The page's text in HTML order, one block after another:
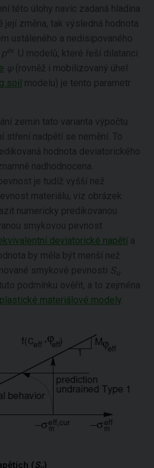
této úlohy navíc zadaná hladina
její změna, tak výsledná hodnota
ustáleného a nedisipovaného
pex
. U modelů, které řeší dilatanci
ψ (rovněž i mobilizovaný úhel
soil modelu) je tento parametr
zemin tato varianta výpočtu
stření nadpětí se nemění. To
hodnota deviatorického
nadhodnocena.
je tudíž vyšší než
materiálu, viz obrázek.
numericky predikovanou
smykovou pevnost
deviatorické napětí a
by měla být menší než
smykové pevnosti Su
podmínku ověřit, a to zejména
materiálové modely
(S )